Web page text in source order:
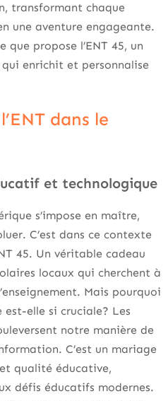
transformant chaque
une aventure engageante.
que propose l’ENT 45, un
enrichit et personnalise
dans le
et technologique
s’impose en maître,
C’est dans ce contexte
45. Un véritable cadeau
locaux qui cherchent à
Mais pourquoi
elle si cruciale? Les
notre manière de
C’est un mariage
qualité éducative,
défis éducatifs modernes.